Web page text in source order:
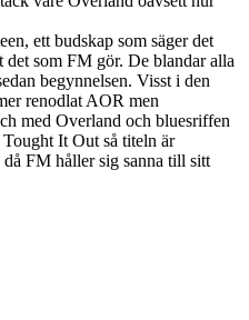
ett budskap som säger det
det som FM gör. De blandar alla
begynnelsen. Visst i den
renodlat AOR men
med Overland och bluesriffen
It Out så titeln är
då FM håller sig sanna till sitt